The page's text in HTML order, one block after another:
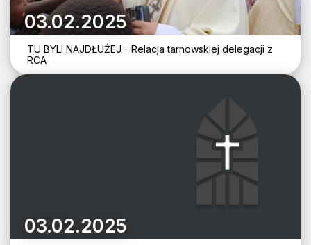
03.02.2025
TU BYLI NAJDŁUŻEJ - Relacja tarnowskiej delegacji z
RCA
03.02.2025